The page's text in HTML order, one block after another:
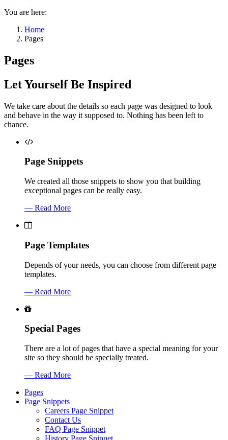
You are here:
Home
Pages
Pages
Let Yourself Be Inspired
We take care about the details so each page was designed to look
and behave in the way it supposed to. Nothing has been left to
chance.
Page Snippets
We created all those snippets to show you that building
exceptional pages can be really easy.
— Read More
Page Templates
Depends of your needs, you can choose from different page
templates.
— Read More
Special Pages
There are a lot of pages that have a special meaning for your
site so they should be specially treated.
— Read More
Pages
Page Snippets
Careers Page Snippet
Contact Us
FAQ Page Snippet
History Page Snippet